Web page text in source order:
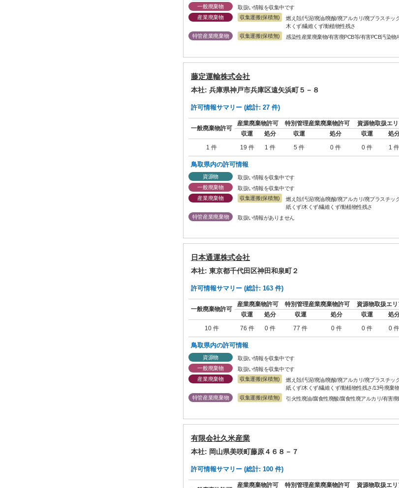
一般廃棄物
取扱い情報を収集中です
産業廃棄物
収集運搬(保積無)
燃え殻/汚泥/廃油/廃酸/廃アルカリ/廃プラスチッ
木くず/繊維くず/動植物性残さ
特管産業廃棄物
収集運搬(保積無) 感染性産業廃棄物/有害廃PCB等/有害PCB汚染物
藤定運輸株式会社
本社: 兵庫県神戸市兵庫区遠矢浜町５－８
許可情報サマリー (総計: 27 件)
一般廃棄物許可
産業廃棄物許可 特別管理産業廃棄物許可
資源物取扱エ
収運
処分 収運 処分 収運
処
1 件
19 件 1 件 5 件 0 件 0 件 1 件
鳥取県内の許可情報
資源物
取扱い情報を収集中です
一般廃棄物
取扱い情報を収集中です
産業廃棄物
収集運搬(保積無)
燃え殻/汚泥/廃油/廃酸/廃アルカリ/廃プラスチッ
紙くず/木くず/繊維くず/動植物性残さ
特管産業廃棄物
取扱い情報がありません
日本通運株式会社
本社: 東京都千代田区神田和泉町２
許可情報サマリー (総計: 163 件)
一般廃棄物許可
産業廃棄物許可 特別管理産業廃棄物許可
資源物取扱エ
収運
処分 収運 処分 収運
処
10 件
76 件 0 件 77 件 0 件 0 件 0 件
鳥取県内の許可情報
資源物
取扱い情報を収集中です
一般廃棄物
取扱い情報を収集中です
産業廃棄物
収集運搬(保積無)
燃え殻/汚泥/廃油/廃酸/廃アルカリ/廃プラスチッ
紙くず/木くず/繊維くず/動植物性残さ/13号廃棄物
特管産業廃棄物
収集運搬(保積無) 引火性廃油/腐食性廃酸/腐食性廃アルカリ/有害
有限会社久米産業
本社: 岡山県美咲町藤原４６８－７
許可情報サマリー (総計: 100 件)
産業廃棄物許可 特別管理産業廃棄物許可
資源物取扱エ